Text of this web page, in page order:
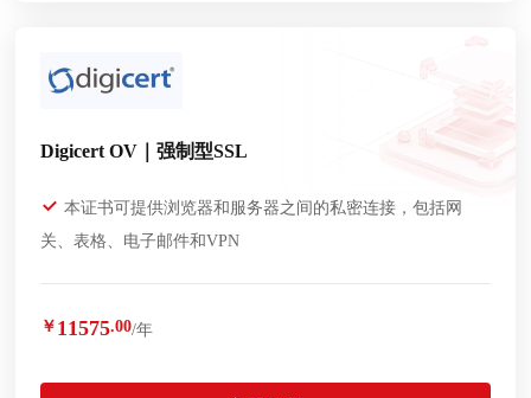
Digicert OV｜强制型SSL
本证书可提供浏览器和服务器之间的私密连接，包括网
关、表格、电子邮件和VPN
￥ 11575.00/年